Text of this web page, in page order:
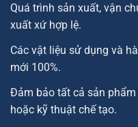
Quá trình sản xuất, vận
xuất xứ hợp lệ.
Các vật liệu sử dụng và
mới 100%.
Đảm bảo tất cả sản
hoặc kỹ thuật chế tạo.